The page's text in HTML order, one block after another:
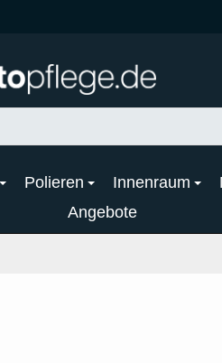
Polieren Innenraum
Angebote